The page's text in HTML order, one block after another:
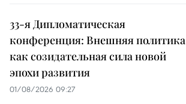
33-я Дипломатическая
конференция: Внешняя политика
как созидательная сила новой
эпохи развития
01/08/2026 09:27